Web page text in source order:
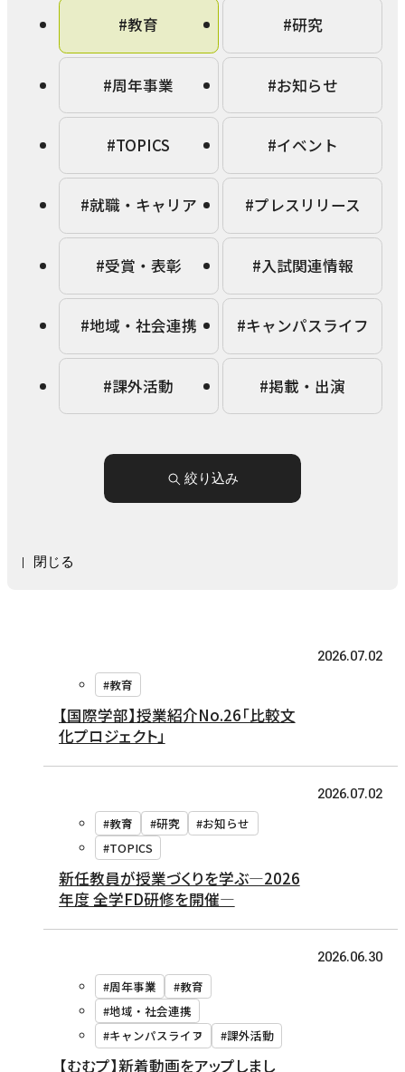
法学研究科
国際言語文化研究科
経済経営学研究科
理工学研究科
薬学研究科
看護学研究科
農学研究科
教員紹介
全学教育機構
#教育 #研究
#周年事業 #お知らせ
#TOPICS #イベント
#就職・キャリア #プレスリリース
#受賞・表彰 #入試関連情報
#地域・社会連携 #キャンパスライフ
#課外活動 #掲載・出演
絞り込み
閉じる
2026.07.02
#教育
【国際学部】授業紹介No.26「比較文
化プロジェクト」
2026.07.02
#教育 #研究
#お知らせ
#TOPICS
新任教員が授業づくりを学ぶ―2026
年度 全学FD研修を開催―
2026.06.30
#周年事業
#教育
#地域・社会連携
#キャンパスライフ
#課外活動
【むむプ】新着動画をアップしまし